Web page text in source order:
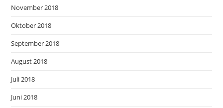
November 2018
Oktober 2018
September 2018
August 2018
Juli 2018
Juni 2018